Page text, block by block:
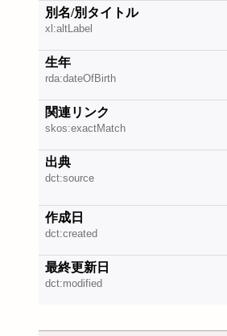
別名/別タイトル
xl:altLabel
生年
rda:dateOfBirth
関連リンク
skos:exactMatch
出典
dct:source
作成日
dct:created
最終更新日
dct:modified